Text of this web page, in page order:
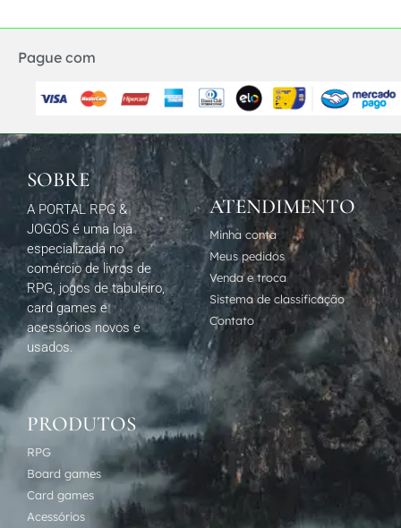
Pague com
SOBRE
A PORTAL RPG &
JOGOS é uma loja
especializada no
comércio de livros de
RPG, jogos de tabuleiro,
card games e
acessórios novos e
usados.
ATENDIMENTO
Minha conta
Meus pedidos
Venda e troca
Sistema de classificação
Contato
PRODUTOS
RPG
Board games
Card games
Acessórios